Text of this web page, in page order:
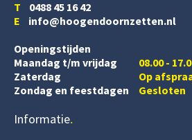
T 0488 45 16 42
E info@hoogendoornzetten.nl
Openingstijden
Maandag t/m vrijdag
08.00 -
Zaterdag
Op
Zondag en feestdagen
Gesloten
Informatie